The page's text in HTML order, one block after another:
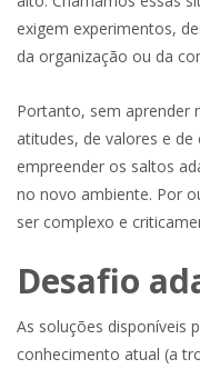
exigem experimentos,
da organização ou da
Portanto, sem aprender
atitudes, de valores e
empreender os saltos
no novo ambiente. Por
ser complexo e
Desafio
As soluções disponíveis
conhecimento atual (a